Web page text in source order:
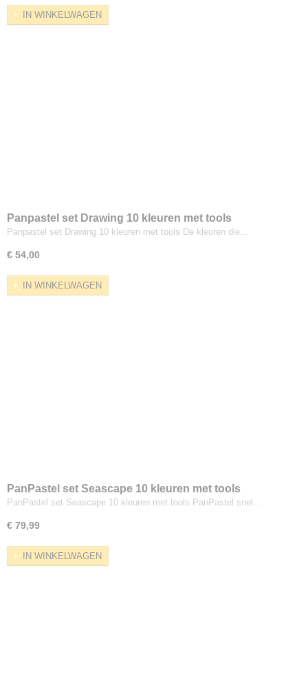
IN WINKELWAGEN
Panpastel set Drawing 10 kleuren met tools
Panpastel set Drawing 10 kleuren met tools De kleuren die…
€ 54,00
IN WINKELWAGEN
PanPastel set Seascape 10 kleuren met tools
PanPastel set Seascape 10 kleuren met tools PanPastel snel…
€ 79,99
IN WINKELWAGEN